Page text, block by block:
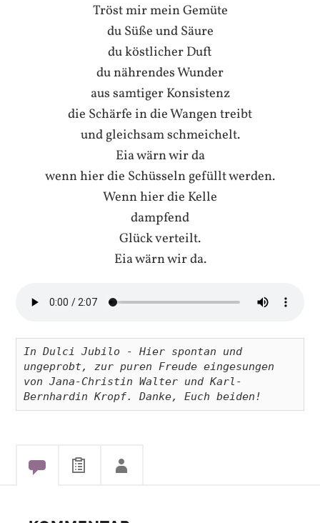
Tröst mir mein Gemüte
du Süße und Säure
du köstlicher Duft
du nährendes Wunder
aus samtiger Konsistenz
die Schärfe in die Wangen treibt
und gleichsam schmeichelt.
Eia wärn wir da
wenn hier die Schüsseln gefüllt werden.
Wenn hier die Kelle
dampfend
Glück verteilt.
Eia wärn wir da.
In Dulci Jubilo - Hier spontan und
ungeprobt, zur puren Freude eingesungen
von Jana-Christin Walter und Karl-
Bernhardin Kropf. Danke, Euch beiden!